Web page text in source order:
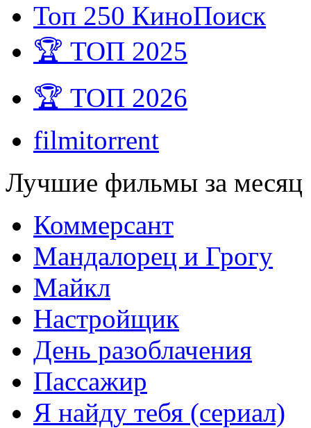
Топ 250 КиноПоиск
🏆 ТОП 2025
🏆 ТОП 2026
filmitorrent
Лучшие фильмы за месяц
Коммерсант
Мандалорец и Грогу
Майкл
Настройщик
День разоблачения
Пассажир
Я найду тебя (сериал)